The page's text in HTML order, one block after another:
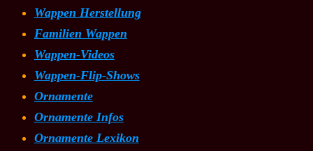
Wappen Herstellung
Familien Wappen
Wappen-Videos
Wappen-Flip-Shows
Ornamente
Ornamente Infos
Ornamente Lexikon